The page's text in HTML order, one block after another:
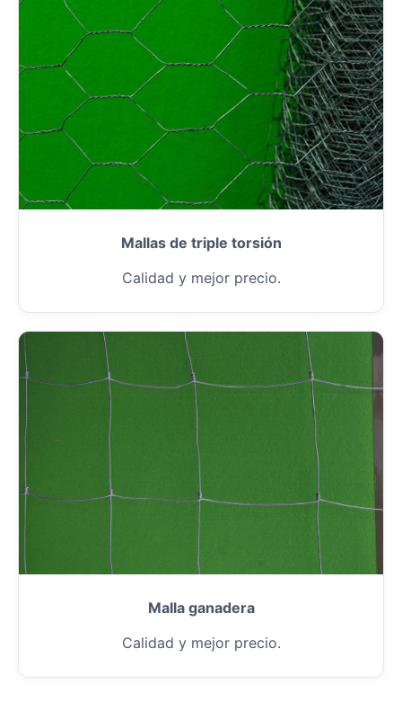
Mallas de triple torsión
Calidad y mejor precio.
Malla ganadera
Calidad y mejor precio.